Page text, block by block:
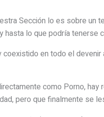
Sección lo es sobre
lo que podría tenerse
coexistido en todo el
como Porno,
pero que finalmente se